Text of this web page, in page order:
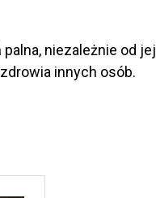
niezależnie od jej
innych osób.